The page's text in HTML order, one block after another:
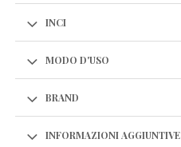
INCI
MODO D'USO
BRAND
INFORMAZIONI AGGIUNTIVE